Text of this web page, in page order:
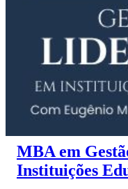
MBA em
Instituições